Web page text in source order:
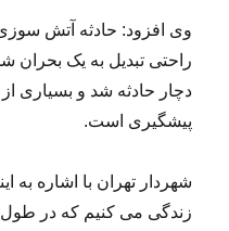
وی افزود: حادثه آتش
راحتی تبدیل به یک بحران
دچار حادثه شد و بسیاری
پیشگیری است.
شهردار تهران با اشاره به
زندگی می کنیم که در طول